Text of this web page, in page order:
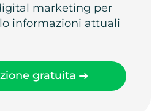
marketing per
informazioni attuali
gratuita